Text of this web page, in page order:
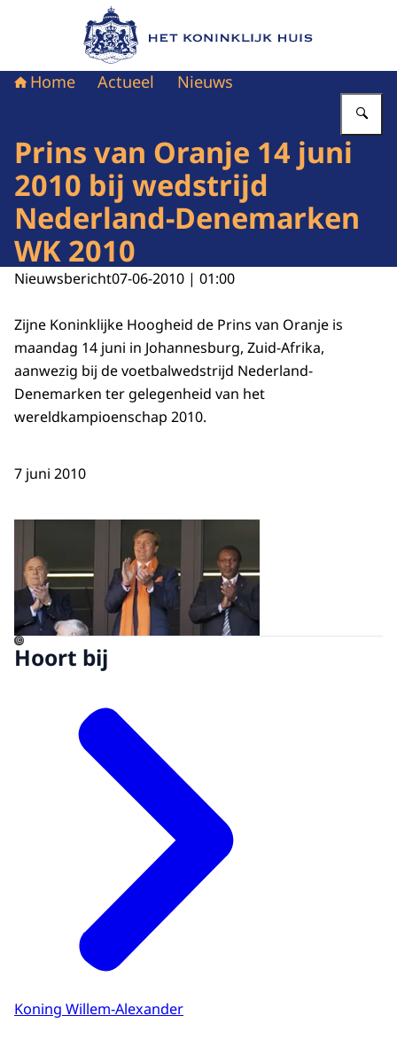
Naar de homepage van Het Koninklijk Huis
Home Actueel Nieuws
Prins van Oranje 14 juni
2010 bij wedstrijd
Nederland-Denemarken
WK 2010
Nieuwsbericht07-06-2010 | 01:00
Zijne Koninklijke Hoogheid de Prins van Oranje is
maandag 14 juni in Johannesburg, Zuid-Afrika,
aanwezig bij de voetbalwedstrijd Nederland-
Denemarken ter gelegenheid van het
wereldkampioenschap 2010.
7 juni 2010
Open de galerij in vergrote
©
Hoort bij
Koning Willem-Alexander